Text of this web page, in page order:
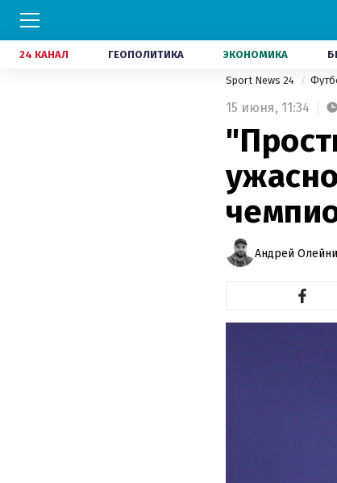
24 КАНАЛ ГЕОПОЛИТИКА ЭКОНОМИКА
Sport News 24
15 июня, 11:34
Андрей